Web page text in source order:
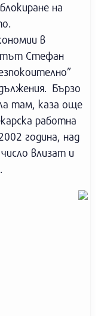
на
в
Стефан
Бързо
там, каза още
работна
година, над
влизат и